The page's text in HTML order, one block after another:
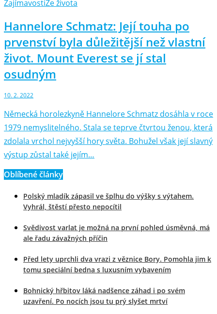
ZajímavostiZe života
Hannelore Schmatz: Její touha po
prvenství byla důležitější než vlastní
život. Mount Everest se jí stal
osudným
10. 2. 2022
Německá horolezkyně Hannelore Schmatz dosáhla v roce
1979 nemyslitelného. Stala se teprve čtvrtou ženou, která
zdolala vrchol nejvyšší hory světa. Bohužel však její slavný
výstup zůstal také jejím…
Oblíbené články
Polský mladík zápasil ve šplhu do výšky s výtahem.
Vyhrál, štěstí přesto nepocítil
Svědivost varlat je možná na první pohled úsměvná, má
ale řadu závažných příčin
Před lety uprchli dva vrazi z věznice Bory. Pomohla jim k
tomu speciální bedna s luxusním vybavením
Bohnický hřbitov láká nadšence záhad i po svém
uzavření. Po nocích jsou tu prý slyšet mrtví